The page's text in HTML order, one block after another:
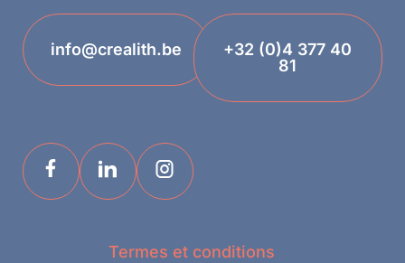
info@crealith.be
+32 (0)4 377 40
81
Termes et conditions